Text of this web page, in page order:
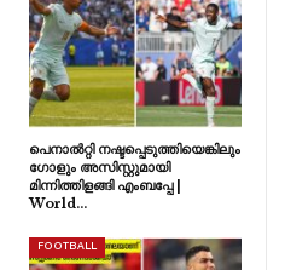
പെനാൽറ്റി നഷ്ടപ്പെടുത്തിയെങ്കിലും
ഗോളും അസിസ്റ്റുമായി
മിന്നിത്തിളങ്ങി എംബപ്പേ |
World…
FOOTBALL